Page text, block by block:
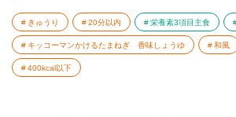
きゅうり 20分以内 栄養素3項目主食
キッコーマンかけるたまねぎ 香味しょうゆ 和風
400kcal以下